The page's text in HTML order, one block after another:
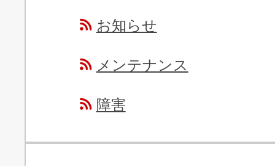
お知らせ
メンテナンス
障害